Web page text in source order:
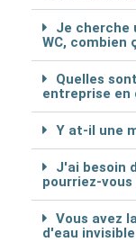
Je cherche
WC, combien
Quelles
entreprise en
Y at-il une
J'ai besoin
pourriez-
Vous avez
d'eau invisible